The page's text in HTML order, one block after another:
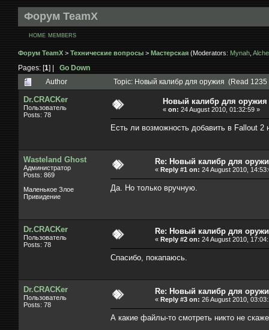
Форум TeamX
HOME MEMBERS
Форум TeamX > Технические вопросы > Мастерская (Moderators: Mynah
Pages: [1] | Go Down
Author
Topic: Новый калибр для оружия (Read 1235
Dr.CRACKer
Пользователь
Posts: 78
Новый калибр для оружия
« on: 24 August 2010, 01:32:59 »
Есть ли возможность добавить в Fallout 2
Wasteland Ghost
Администратор
Posts: 869
Маленькое Злое
Привидение
Re: Новый калибр для
« Reply #1 on: 24 August 2010,
Да. Но только вручную.
Dr.CRACKer
Пользователь
Posts: 78
Re: Новый калибр для
« Reply #2 on: 24 August 2010,
Спасибо, покапаюсь.
Dr.CRACKer
Пользователь
Posts: 78
Re: Новый калибр для
« Reply #3 on: 26 August 2010,
А какие файлы-то смотреть никто не